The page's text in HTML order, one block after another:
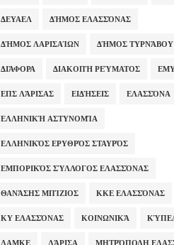
ΔΕΥΑΕΛ ΔΉΜΟΣ ΕΛΑΣΣΌΝΑΣ
ΔΉΜΟΣ ΛΑΡΙΣΑΊΩΝ ΔΉΜΟΣ ΤΥΡΝΆΒΟΥ
ΔΙΆΦΟΡΑ ΔΙΑΚΟΠΉ ΡΕΎΜΑΤΟΣ
ΕΠΣ ΛΆΡΙΣΑΣ ΕΙΔΉΣΕΙΣ ΕΛΑΣΣΌΝΑ
ΕΛΛΗΝΙΚΉ ΑΣΤΥΝΟΜΊΑ
ΕΛΛΗΝΙΚΌΣ ΕΡΥΘΡΌΣ ΣΤΑΥΡΌΣ
ΕΜΠΟΡΙΚΌΣ ΣΎΛΛΟΓΟΣ ΕΛΑΣΣΌΝΑΣ
ΘΑΝΆΣΗΣ ΜΠΊΖΙΟΣ ΚΚΕ ΕΛΑΣΣΌΝΑΣ
ΚΥ ΕΛΑΣΣΌΝΑΣ ΚΟΙΝΩΝΙΚΆ